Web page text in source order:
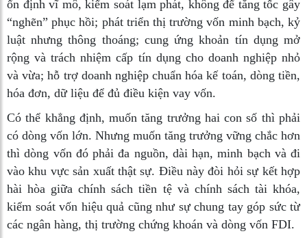
ổn định vĩ mô, kiểm soát lạm phát, không để tăng tốc gây
“nghẽn” phục hồi; phát triển thị trường vốn minh bạch, kỷ
luật nhưng thông thoáng; cung ứng khoản tín dụng mở
rộng và trách nhiệm cấp tín dụng cho doanh nghiệp nhỏ
và vừa; hỗ trợ doanh nghiệp chuẩn hóa kế toán, dòng tiền,
hóa đơn, dữ liệu để đủ điều kiện vay vốn.
Có thể khẳng định, muốn tăng trưởng hai con số thì phải
có dòng vốn lớn. Nhưng muốn tăng trưởng vững chắc hơn
thì dòng vốn đó phải đa nguồn, dài hạn, minh bạch và đi
vào khu vực sản xuất thật sự. Điều này đòi hỏi sự kết hợp
hài hòa giữa chính sách tiền tệ và chính sách tài khóa,
kiểm soát vốn hiệu quả cũng như sự chung tay góp sức từ
các ngân hàng, thị trường chứng khoán và dòng vốn FDI.